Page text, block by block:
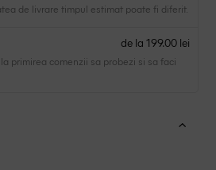
de livrare timpul estimat poate fi diferit.
de la 199.00 lei
primirea comenzii sa probezi si sa faci